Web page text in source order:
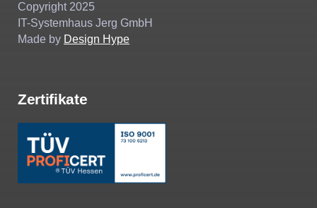
Copyright 2025
IT-Systemhaus Jerg GmbH
Made by Design Hype
Zertifikate